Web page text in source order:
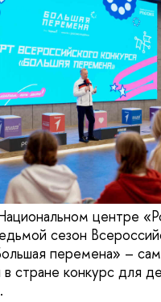
центре
сезон
перемена» –
стране конкурс для